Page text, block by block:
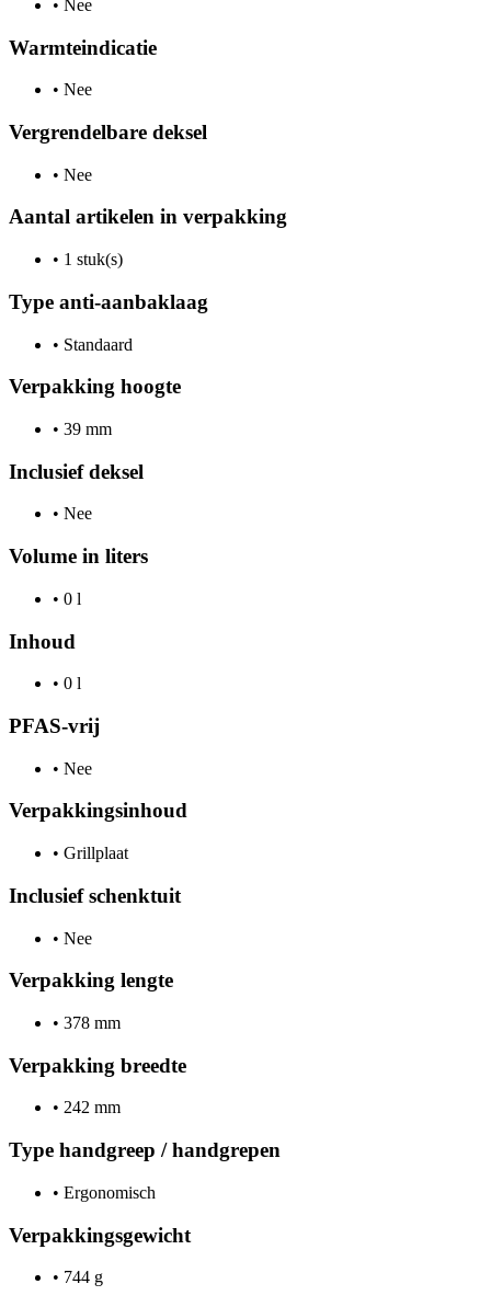
• Nee
Warmteindicatie
• Nee
Vergrendelbare deksel
• Nee
Aantal artikelen in verpakking
• 1 stuk(s)
Type anti-aanbaklaag
• Standaard
Verpakking hoogte
• 39 mm
Inclusief deksel
• Nee
Volume in liters
• 0 l
Inhoud
• 0 l
PFAS-vrij
• Nee
Verpakkingsinhoud
• Grillplaat
Inclusief schenktuit
• Nee
Verpakking lengte
• 378 mm
Verpakking breedte
• 242 mm
Type handgreep / handgrepen
• Ergonomisch
Verpakkingsgewicht
• 744 g